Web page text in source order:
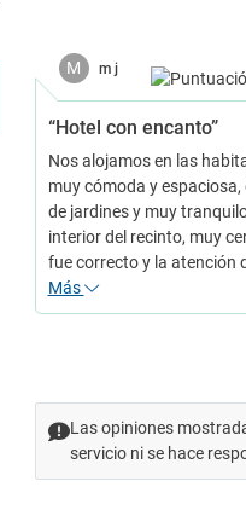
M m j
“Hotel con encanto”
Nos alojamos en las
muy cómoda y
de jardines y muy
interior del recinto, muy
fue correcto y la atención
Más
Las opiniones
servicio ni se hace